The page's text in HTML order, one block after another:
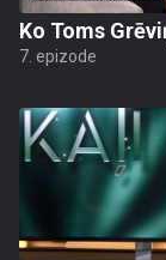
Ko Toms
7. epizode